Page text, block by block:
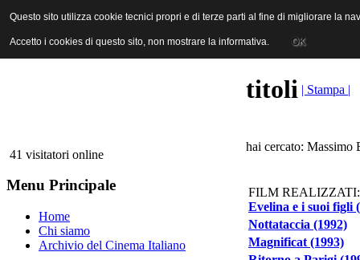
ANICA | Associazione Nazionale Industrie Cinematografiche
41 visitatori online
Menu Principale
Home
Chi siamo
Archivio del Cinema Italiano
titoli | Stampa |
hai cercato: Massimo
FILM REALIZZATI:
Evelina e i suoi figli
Nottataccia (1992)
Magnificat (1993)
Questo sito utilizza cookie tecnici propri e di terze parti al fine di migliorare la
Accetto i cookies di questo sito, non mostrare la informativa. OK
Questo sito utilizza cookie tecnici propri e di terze parti al fine di migliorare la
Accetto i cookies di questo sito, non mostrare la informativa. OK